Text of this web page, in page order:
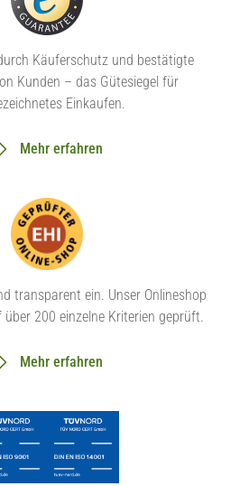
Käuferschutz und bestätigte
Kunden – das Gütesiegel für
Einkaufen.
Mehr erfahren
transparent ein. Unser Onlineshop
200 einzelne Kriterien geprüft.
Mehr erfahren